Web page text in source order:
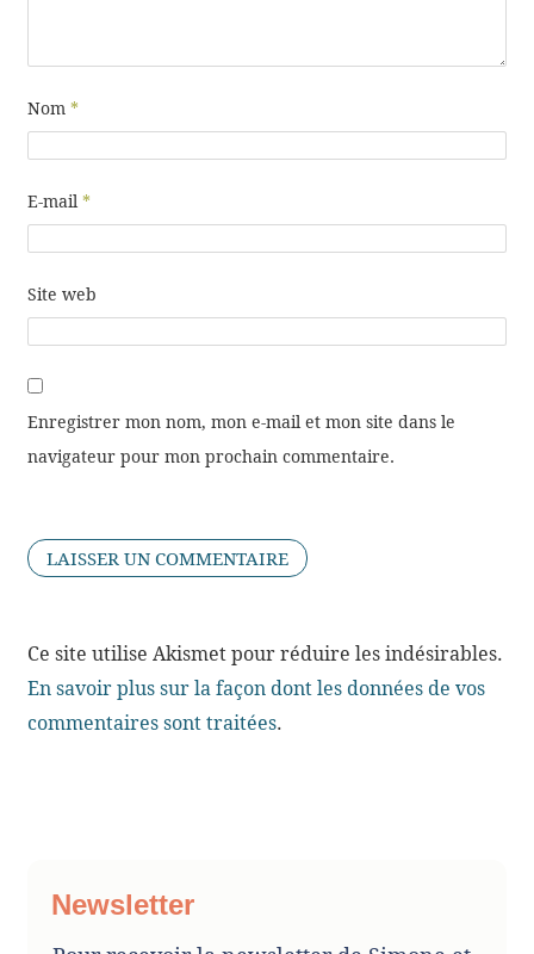
Nom *
E-mail *
Site web
Enregistrer mon nom, mon e-mail et mon site dans le
navigateur pour mon prochain commentaire.
Ce site utilise Akismet pour réduire les indésirables.
En savoir plus sur la façon dont les données de vos
commentaires sont traitées.
Newsletter